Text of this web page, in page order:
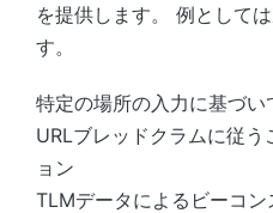
を提供します。 例として
す。
特定の場所の入力に基づ
URLブレッドクラムに従
ョン
TLMデータによるビーコン